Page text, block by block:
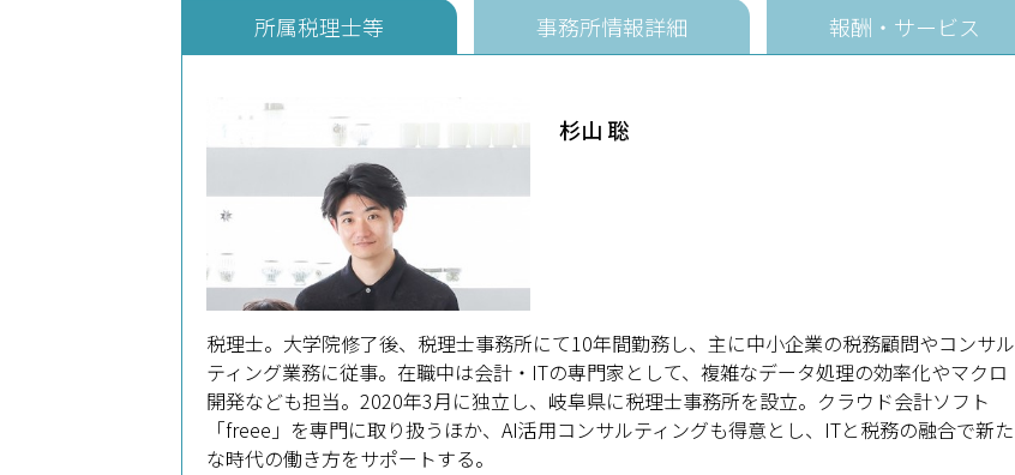
所属税理士等 事務所情報詳細 報酬・サービス
杉山 聡
税理士。大学院修了後、税理士事務所にて10年間勤務し、主に中小企業の税務顧問やコンサル
ティング業務に従事。在職中は会計・ITの専門家として、複雑なデータ処理の効率化やマクロ
開発なども担当。2020年3月に独立し、岐阜県に税理士事務所を設立。クラウド会計ソフト
「freee」を専門に取り扱うほか、AI活用コンサルティングも得意とし、ITと税務の融合で新た
な時代の働き方をサポートする。